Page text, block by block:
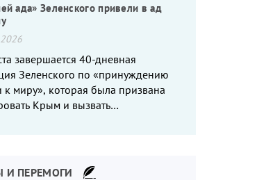
ада» Зеленского привели в ад
завершается 40-дневная
Зеленского по «принуждению
к миру», которая была призвана
Крым и вызвать
И ПЕРЕМОГИ